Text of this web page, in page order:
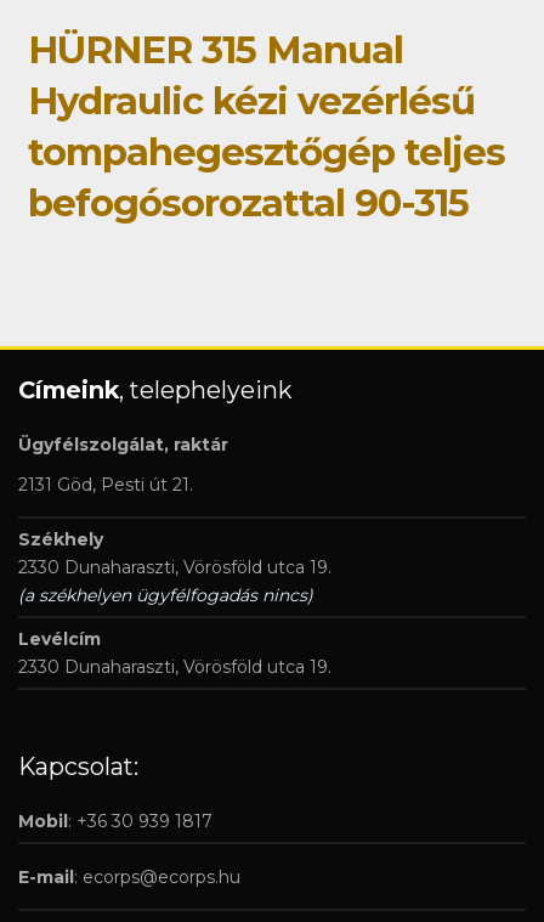
HÜRNER 315 Manual
Hydraulic kézi vezérlésű
tompahegesztőgép teljes
befogósorozattal 90-315
Címeink, telephelyeink
Ügyfélszolgálat, raktár
2131 Göd, Pesti út 21.
Székhely
2330 Dunaharaszti, Vörösföld utca 19.
(a székhelyen ügyfélfogadás nincs)
Levélcím
2330 Dunaharaszti, Vörösföld utca 19.
Kapcsolat:
Mobil: +36 30 939 1817
E-mail: ecorps@ecorps.hu